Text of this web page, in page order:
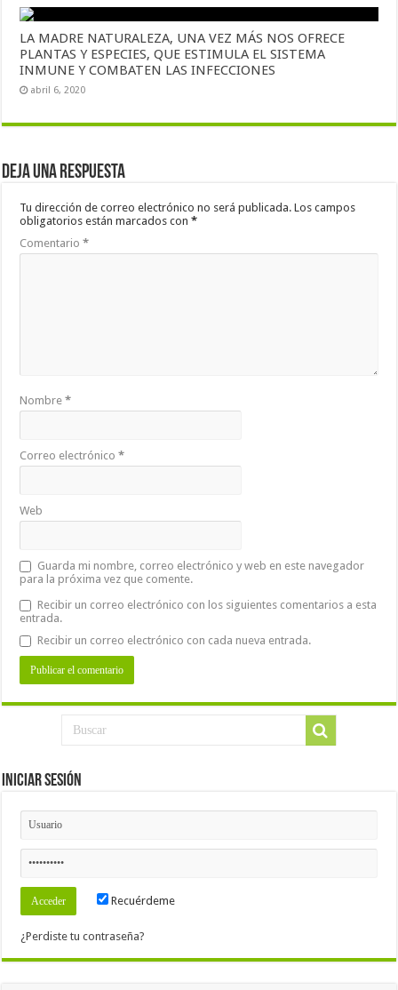
LA MADRE NATURALEZA, UNA VEZ MÁS NOS OFRECE
PLANTAS Y ESPECIES, QUE ESTIMULA EL SISTEMA
INMUNE Y COMBATEN LAS INFECCIONES
abril 6, 2020
Deja una respuesta
Tu dirección de correo electrónico no será publicada. Los campos
obligatorios están marcados con*
Comentario*
Nombre*
Correo electrónico*
Web
Guarda mi nombre, correo electrónico y web en este navegador
para la próxima vez que comente.
Recibir un correo electrónico con los siguientes comentarios a esta
entrada.
Recibir un correo electrónico con cada nueva entrada.
Iniciar Sesión
Recuérdeme
¿Perdiste tu contraseña?